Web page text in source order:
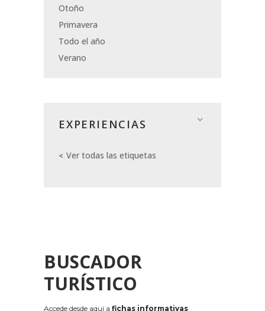
Otoño
Primavera
Todo el año
Verano
EXPERIENCIAS
Ver todas las etiquetas
BUSCADOR
TURÍSTICO
Accede desde aquí a fichas informativas